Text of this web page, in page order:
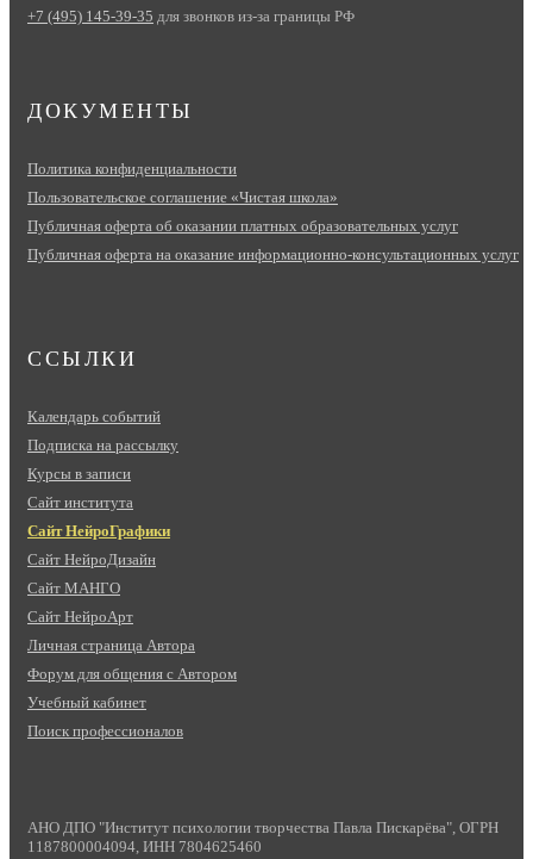
+7 (495) 145-39-35 для звонков из-за границы РФ
ДОКУМЕНТЫ
Политика конфиденциальности
Пользовательское соглашение «Чистая школа»
Публичная оферта об оказании платных образовательных услуг
Публичная оферта на оказание информационно‑консультационных услуг
ССЫЛКИ
Календарь событий
Подписка на рассылку
Курсы в записи
Сайт института
Сайт НейроГрафики
Сайт НейроДизайн
Сайт МАНГО
Сайт НейроАрт
Личная страница Автора
Форум для общения с Автором
Учебный кабинет
Поиск профессионалов
АНО ДПО "Институт психологии творчества Павла Пискарёва", ОГРН
1187800004094, ИНН 7804625460